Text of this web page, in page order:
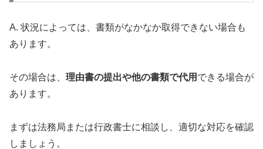
A. 状況によっては、書類がなかなか取得できない場合も
あります。
その場合は、 理由書の提出や他の書類で代用 できる場合が
あります。
まずは法務局または行政書士に相談し、適切な対応を確認
しましょう。